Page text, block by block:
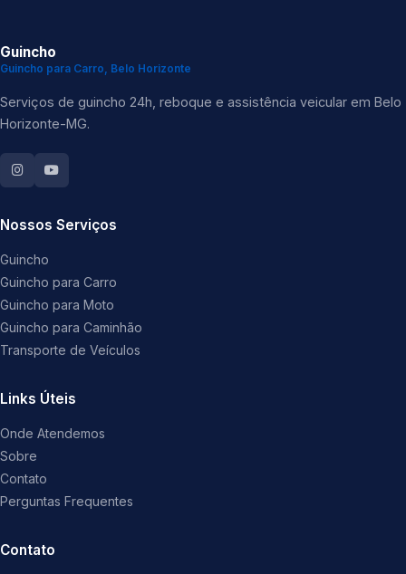
Guincho
Guincho para Carro, Belo Horizonte
Serviços de guincho 24h, reboque e assistência veicular em Belo
Horizonte-MG.
Nossos Serviços
Guincho
Guincho para Carro
Guincho para Moto
Guincho para Caminhão
Transporte de Veículos
Links Úteis
Onde Atendemos
Sobre
Contato
Perguntas Frequentes
Contato